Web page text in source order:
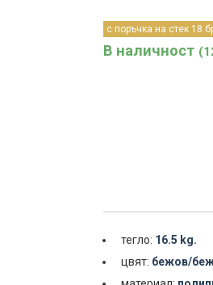
с поръчка на стек 18
В наличност
тегло: 16.5 kg.
цвят: бежов/